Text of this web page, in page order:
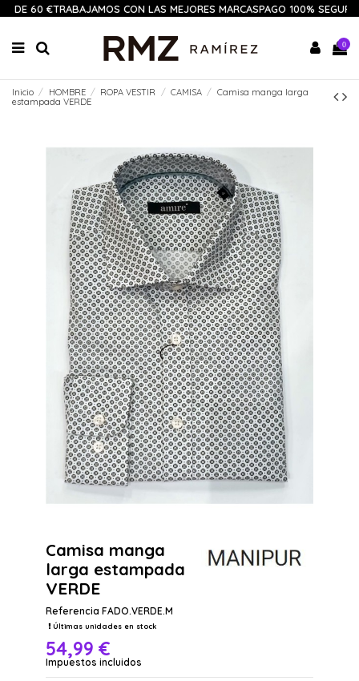
DE 60 €TRABAJAMOS CON LAS MEJORES MARCASPAGO 100% SEGURO
0
Inicio HOMBRE ROPA VESTIR CAMISA
Camisa manga larga
estampada VERDE
Camisa manga
larga estampada
VERDE
Referencia FADO.VERDE.M
Últimas unidades en stock
54,99 €
Impuestos incluidos